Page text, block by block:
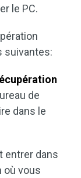
le PC.
suivantes:
de
dans le
entrer dans
où vous